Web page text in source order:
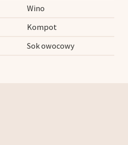
Wino
Kompot
Sok owocowy